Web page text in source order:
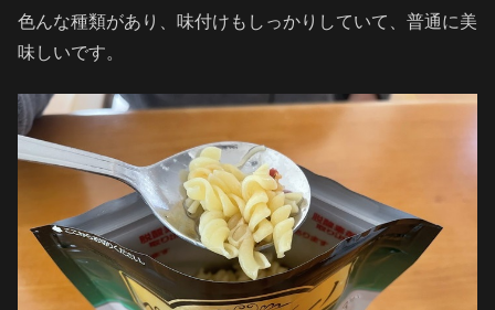
色んな種類があり、味付けもしっかりしていて、普通に美
味しいです。